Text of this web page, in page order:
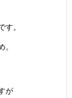
す。
。
が